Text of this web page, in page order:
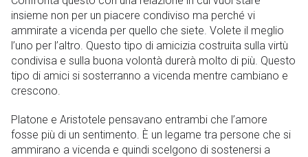
insieme non per un piacere condiviso ma perché vi
ammirate a vicenda per quello che siete. Volete il meglio
l’uno per l’altro. Questo tipo di amicizia costruita sulla virtù
condivisa e sulla buona volontà durerà molto di più. Questo
tipo di amici si sosterranno a vicenda mentre cambiano e
crescono.
Platone e Aristotele pensavano entrambi che l’amore
fosse più di un sentimento. È un legame tra persone che si
ammirano a vicenda e quindi scelgono di sostenersi a